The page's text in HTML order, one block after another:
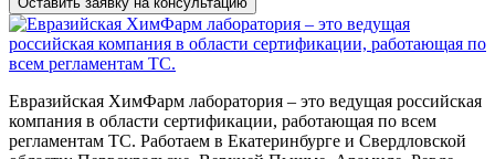
Евразийская ХимФарм лаборатория – это ведущая российская
компания в области сертификации, работающая по всем
регламентам ТС. Работаем в Екатеринбурге и Свердловской